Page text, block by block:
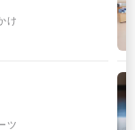
け
ツ